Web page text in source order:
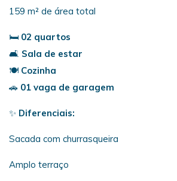
159 m² de área total
🛏 02 quartos
🛋 Sala de estar
🍽 Cozinha
🚗 01 vaga de garagem
✨ Diferenciais:
Sacada com churrasqueira
Amplo terraço